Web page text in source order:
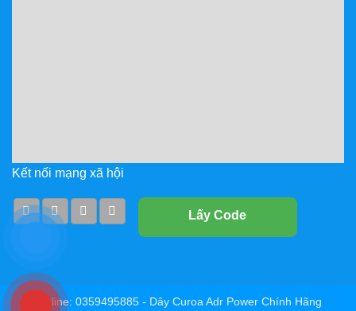
Kết nối mạng xã hội
Lấy Code
Hotline: 0359495885 - Dây Curoa Adr Power Chính Hãng